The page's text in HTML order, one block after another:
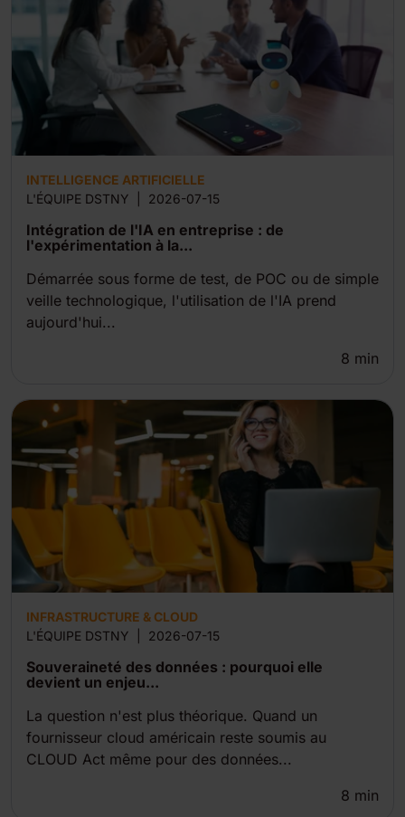
INTELLIGENCE ARTIFICIELLE
L'ÉQUIPE DSTNY
2026-07-15
Intégration de l'IA en entreprise : de
l'expérimentation à la...
Démarrée sous forme de test, de POC ou de simple
veille technologique, l'utilisation de l'IA prend
aujourd'hui...
8 min
INFRASTRUCTURE & CLOUD
L'ÉQUIPE DSTNY
2026-07-15
Souveraineté des données : pourquoi elle
devient un enjeu...
La question n'est plus théorique. Quand un
fournisseur cloud américain reste soumis au
CLOUD Act même pour des données...
8 min